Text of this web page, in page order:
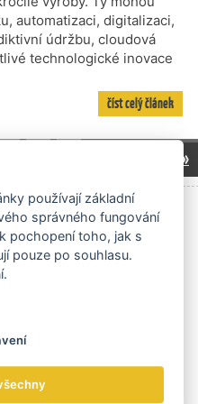
automatizaci, digitalizaci,
údržbu, cloudová
technologické inovace
číst celý článek
další »
používají základní
správného fungování
pochopení toho, jak s
pouze po souhlasu.